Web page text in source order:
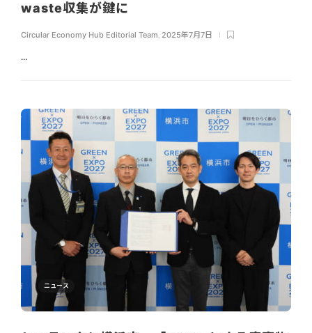
waste収集が鍵に
Circular Economy Hub Editorial Team, 2025年7月7日
...
ニュース